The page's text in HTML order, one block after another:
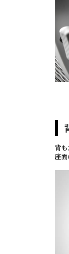
背も
座面